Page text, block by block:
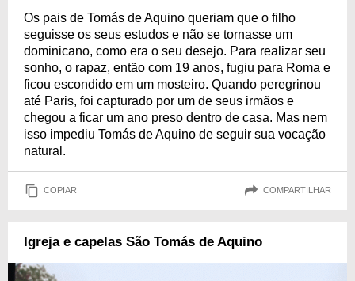
Os pais de Tomás de Aquino queriam que o filho
seguisse os seus estudos e não se tornasse um
dominicano, como era o seu desejo. Para realizar seu
sonho, o rapaz, então com 19 anos, fugiu para Roma e
ficou escondido em um mosteiro. Quando peregrinou
até Paris, foi capturado por um de seus irmãos e
chegou a ficar um ano preso dentro de casa. Mas nem
isso impediu Tomás de Aquino de seguir sua vocação
natural.
COPIAR COMPARTILHAR
Igreja e capelas São Tomás de Aquino